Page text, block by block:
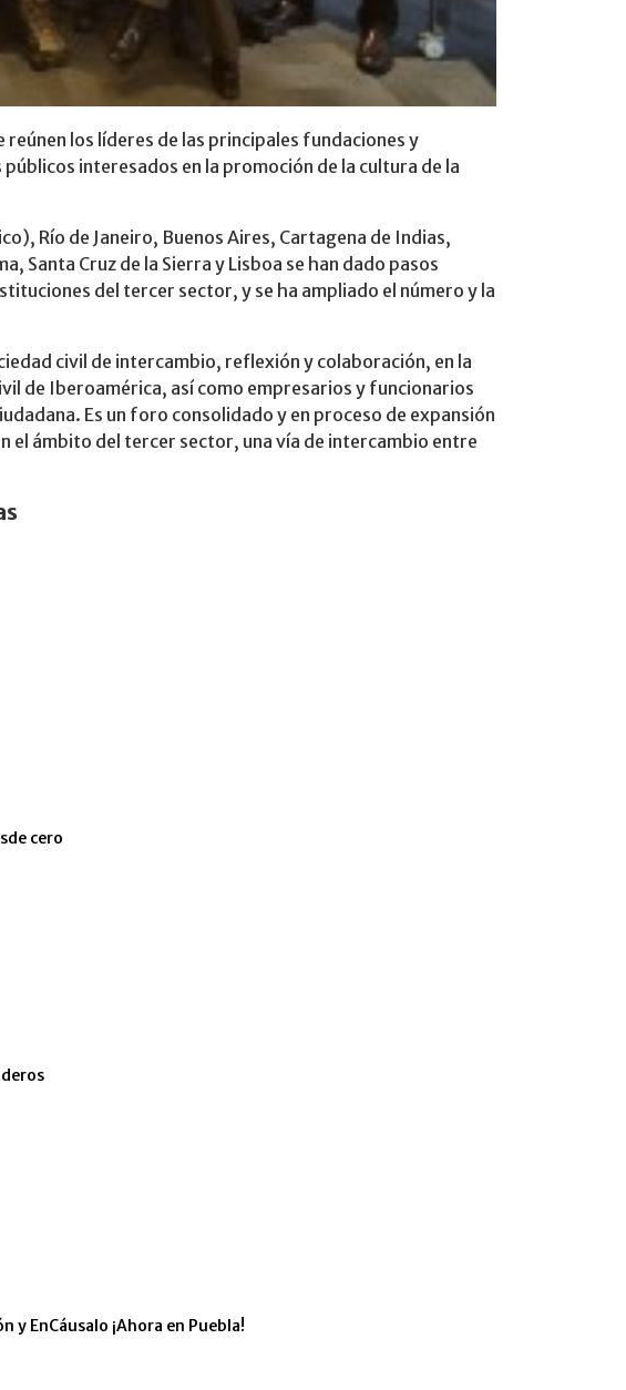
los líderes de las principales fundaciones y
interesados en la promoción de la cultura de la
Río de Janeiro, Buenos Aires, Cartagena de Indias,
Santa Cruz de la Sierra y Lisboa se han dado pasos
del tercer sector, y se ha ampliado el número y la
civil de intercambio, reflexión y colaboración, en la
de Iberoamérica, así como empresarios y funcionarios
Es un foro consolidado y en proceso de expansión
el ámbito del tercer sector, una vía de intercambio entre
cero
EnCáusalo ¡Ahora en Puebla!